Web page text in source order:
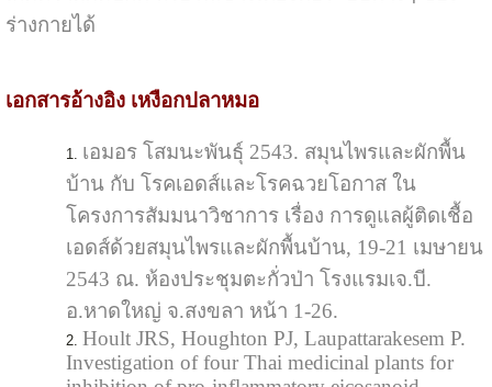
ร่างกายได้
เอกสารอ้างอิง เหงือกปลาหมอ
เอมอร โสมนะพันธุ์ 2543. สมุนไพรและผักพื้น
บ้าน กับ โรคเอดส์และโรคฉวยโอกาส ใน
โครงการสัมมนาวิชาการ เรื่อง การดูแลผู้ติดเชื้อ
เอดส์ด้วยสมุนไพรและผักพื้นบ้าน, 19-21 เมษายน
2543 ณ. ห้องประชุมตะกั่วป่า โรงแรมเจ.บี.
อ.หาดใหญ่ จ.สงขลา หน้า 1-26.
Hoult JRS, Houghton PJ, Laupattarakesem P.
Investigation of four Thai medicinal plants for